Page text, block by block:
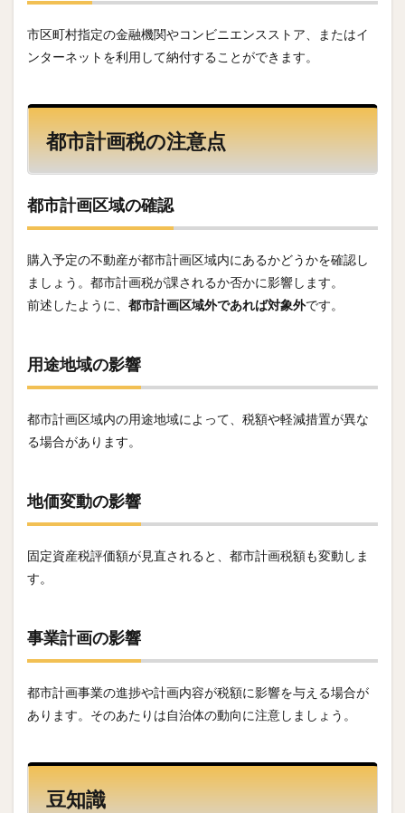
市区町村指定の金融機関やコンビニエンスストア、またはイ
ンターネットを利用して納付することができます。
都市計画税の注意点
都市計画区域の確認
購入予定の不動産が都市計画区域内にあるかどうかを確認し
ましょう。都市計画税が課されるか否かに影響します。
前述したように、 都市計画区域外であれば対象外です。
用途地域の影響
都市計画区域内の用途地域によって、税額や軽減措置が異な
る場合があります。
地価変動の影響
固定資産税評価額が見直されると、都市計画税額も変動しま
す。
事業計画の影響
都市計画事業の進捗や計画内容が税額に影響を与える場合が
あります。そのあたりは自治体の動向に注意しましょう。
豆知識